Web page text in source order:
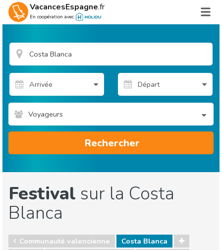
VacancesEspagne.fr
En coopération avec
Voyageurs
Rechercher
Festival sur la Costa
Blanca
Communauté valencienne
Costa Blanca